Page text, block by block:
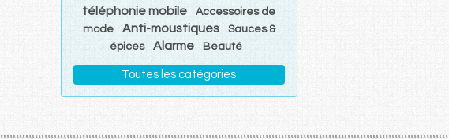
téléphonie mobile
Accessoires de
mode
Anti-moustiques
Sauces &
épices
Alarme Beauté
Toutes les catégories